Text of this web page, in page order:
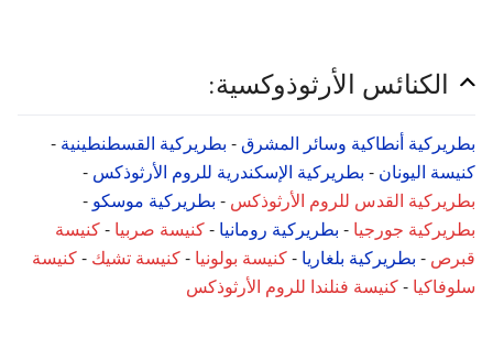
الكنائس الأرثوذوكسية:
بطريركية أنطاكية وسائر المشرق - بطريركية القسطنطينية -
كنيسة اليونان - بطريركية الإسكندرية للروم الأرثوذكس -
بطريركية القدس للروم الأرثوذكس - بطريركية موسكو -
بطريركية جورجيا - بطريركية رومانيا -كنيسة صربيا -كنيسة
قبرص - بطريركية بلغاريا -كنيسة بولونيا -كنيسة تشيك -كنيسة
سلوفاكيا -كنيسة فنلندا للروم الأرثوذكس